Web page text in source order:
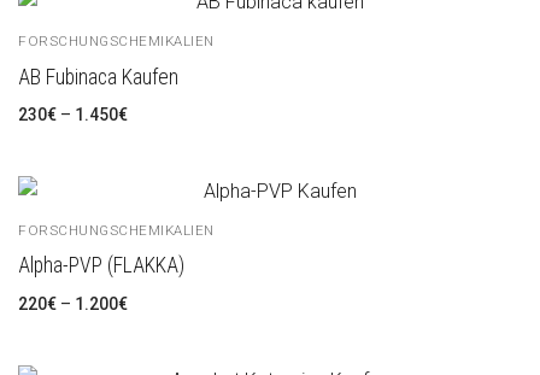
FORSCHUNGSCHEMIKALIEN
AB Fubinaca Kaufen
230€ – 1.450€
FORSCHUNGSCHEMIKALIEN
Alpha-PVP (FLAKKA)
220€ – 1.200€